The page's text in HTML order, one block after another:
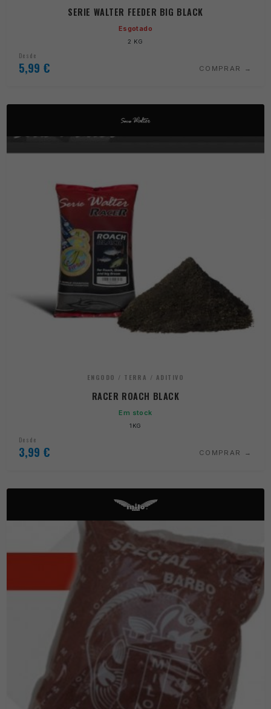
SERIE WALTER FEEDER BIG BLACK
Esgotado
2 KG
Desde
5,99 € COMPRAR
ENGODO / TERRA / ADITIVO
RACER ROACH BLACK
Em stock
1KG
Desde
3,99 € COMPRAR